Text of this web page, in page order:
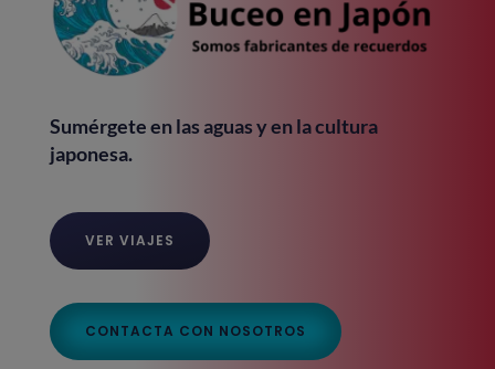
Sumérgete en las aguas y en la cultura
japonesa.
VER VIAJES
CONTACTA CON NOSOTROS